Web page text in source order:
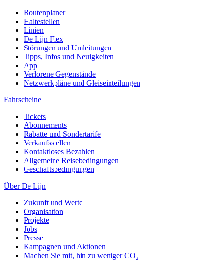
Routenplaner
Haltestellen
Linien
De Lijn Flex
Störungen und Umleitungen
Tipps, Infos und Neuigkeiten
App
Verlorene Gegenstände
Netzwerkpläne und Gleiseinteilungen
Fahrscheine
Tickets
Abonnements
Rabatte und Sondertarife
Verkaufsstellen
Kontaktloses Bezahlen
Allgemeine Reisebedingungen
Geschäftsbedingungen
Über De Lijn
Zukunft und Werte
Organisation
Projekte
Jobs
Presse
Kampagnen und Aktionen
Machen Sie mit, hin zu weniger CO₂